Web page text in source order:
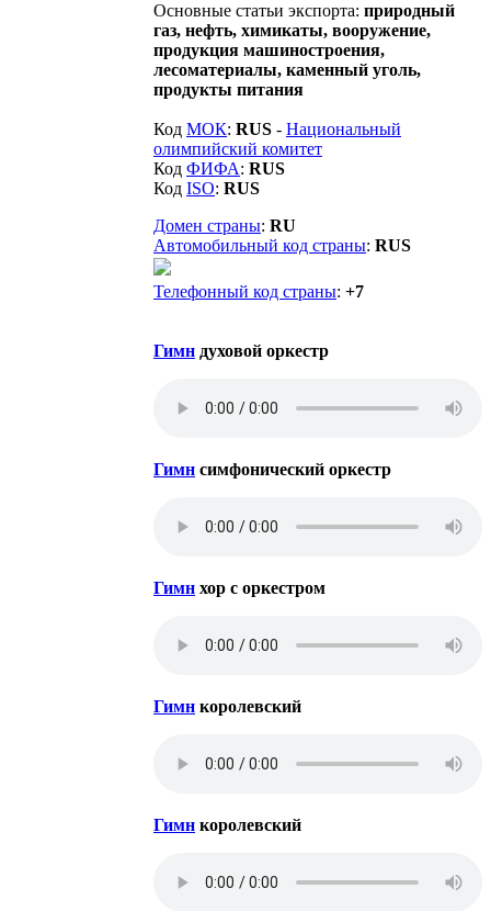
Основные статьи экспорта: природный
газ, нефть, химикаты, вооружение,
продукция машиностроения,
лесоматериалы, каменный уголь,
продукты питания
Код МОК: RUS - Национальный
олимпийский комитет
Код ФИФА: RUS
Код ISO: RUS
Домен страны: RU
Автомобильный код страны: RUS
Телефонный код страны: +7
Гимн духовой оркестр
Гимн симфонический оркестр
Гимн хор с оркестром
Гимн королевский
Гимн королевский